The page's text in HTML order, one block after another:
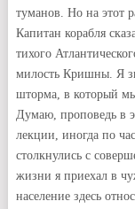
туманов. Но на этот
Капитан корабля
тихого
милость Кришны. Я
шторма, в который
Думаю, проповедь в
лекции, иногда по
столкнулись с
жизни я приехал в
население здесь